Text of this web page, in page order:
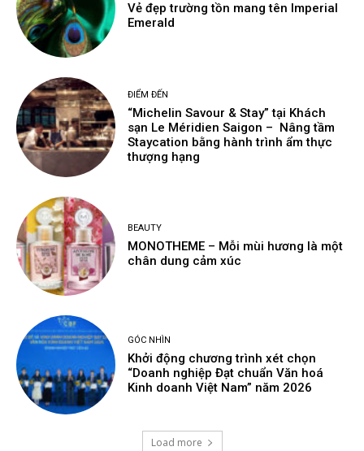
Vẻ đẹp trường tồn mang tên Imperial
Emerald
ĐIỂM ĐẾN
“Michelin Savour & Stay” tại Khách
sạn Le Méridien Saigon – Nâng tầm
Staycation bằng hành trình ẩm thực
thượng hạng
BEAUTY
MONOTHEME – Mỗi mùi hương là một
chân dung cảm xúc
GÓC NHÌN
Khởi động chương trình xét chọn
“Doanh nghiệp Đạt chuẩn Văn hoá
Kinh doanh Việt Nam” năm 2026
Load more